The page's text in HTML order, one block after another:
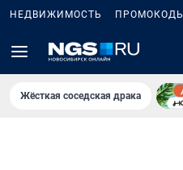
НЕДВИЖИМОСТЬ ПРОМОКОДЫ
Жёсткая соседская драка